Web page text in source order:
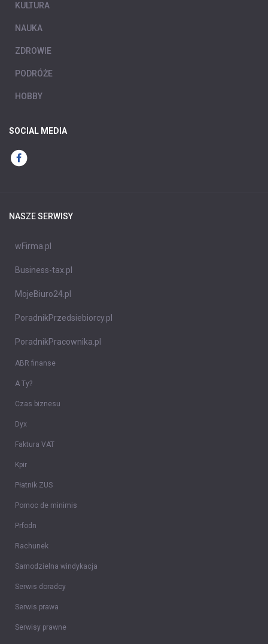
KULTURA
NAUKA
ZDROWIE
PODRÓŻE
HOBBY
SOCIAL MEDIA
NASZE SERWISY
wFirma.pl
Business-tax.pl
MojeBiuro24.pl
PoradnikPrzedsiebiorcy.pl
PoradnikPracownika.pl
ABR finanse
A Ty?
Czas biznesu
Dyx
Faktura VAT
Kpir
Płatnik ZUS
Pomoc de minimis
Prfodn
Rachunek
Samodzielna windykacja
Serwis doradcy
Serwis prawa
Serwisy prawne